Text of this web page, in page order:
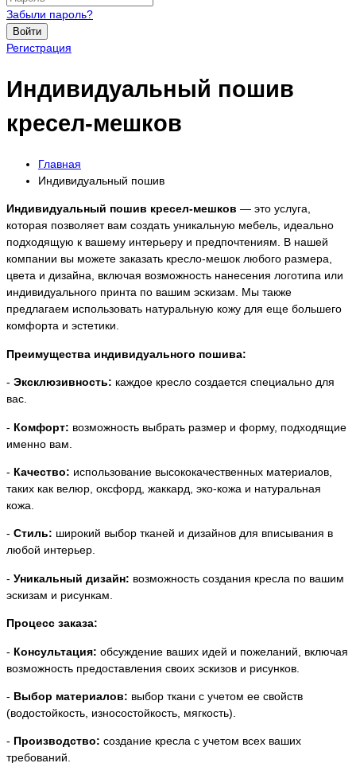
Забыли пароль?
Войти
Регистрация
Индивидуальный пошив
кресел-мешков
Главная
Индивидуальный пошив
Индивидуальный пошив кресел-мешков — это услуга,
которая позволяет вам создать уникальную мебель, идеально
подходящую к вашему интерьеру и предпочтениям. В нашей
компании вы можете заказать кресло-мешок любого размера,
цвета и дизайна, включая возможность нанесения логотипа или
индивидуального принта по вашим эскизам. Мы также
предлагаем использовать натуральную кожу для еще большего
комфорта и эстетики.
Преимущества индивидуального пошива:
- Эксклюзивность: каждое кресло создается специально для
вас.
- Комфорт: возможность выбрать размер и форму, подходящие
именно вам.
- Качество: использование высококачественных материалов,
таких как велюр, оксфорд, жаккард, эко-кожа и натуральная
кожа.
- Стиль: широкий выбор тканей и дизайнов для вписывания в
любой интерьер.
- Уникальный дизайн: возможность создания кресла по вашим
эскизам и рисункам.
Процесс заказа:
- Консультация: обсуждение ваших идей и пожеланий, включая
возможность предоставления своих эскизов и рисунков.
- Выбор материалов: выбор ткани с учетом ее свойств
(водостойкость, износостойкость, мягкость).
- Производство: создание кресла с учетом всех ваших
требований.